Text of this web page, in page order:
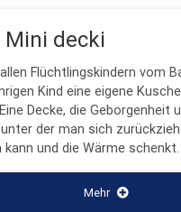
decki
Flüchtlingskindern vom
Kind eine eigene
Decke, die Geborgenheit
der man sich
und die Wärme schenkt.
Mehr